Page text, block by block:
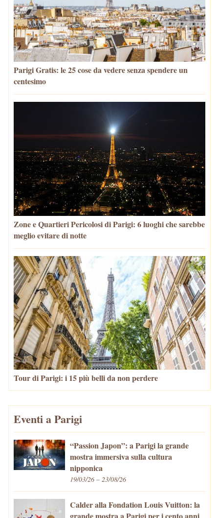
Parigi Gratis: le 25 cose da vedere senza spendere un
centesimo
Zone e Quartieri Pericolosi di Parigi: 6 luoghi che sarebbe
meglio evitare di notte
Tour di Parigi: i 15 più belli da non perdere
Eventi a Parigi
“Passion Japon”: a Parigi la grande
mostra immersiva sulla cultura
nipponica
19/03/26 – 23/08/26
Calder alla Fondation Louis Vuitton: la